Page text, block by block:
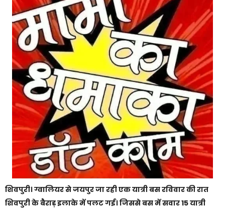
शिवपुरी। ग्वालियर से जयपुर जा रही एक यात्री बस रविवार की रात
शिवपुरी के बैराड़ इलाके में पलट गई। जिससे बस में सवार 15 यात्री